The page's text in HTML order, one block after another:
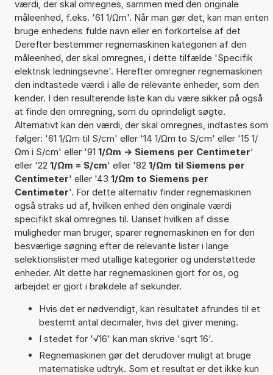
værdi, der skal omregnes, sammen med den originale
måleenhed, f.eks. '61 1/Ωm'. Når man gør det, kan man enten
bruge enhedens fulde navn eller en forkortelse af det
Derefter bestemmer regnemaskinen kategorien af den
måleenhed, der skal omregnes, i dette tilfælde 'Specifik
elektrisk ledningsevne'. Herefter omregner regnemaskinen
den indtastede værdi i alle de relevante enheder, som den
kender. I den resulterende liste kan du være sikker på også
at finde den omregning, som du oprindeligt søgte.
Alternativt kan den værdi, der skal omregnes, indtastes som
følger: '61 1/Ωm til S/cm' eller '14 1/Ωm to S/cm' eller '15 1/
Ωm i S/cm' eller '91 1/Ωm -> Siemens per Centimeter'
eller '22 1/Ωm = S/cm' eller '82 1/Ωm til Siemens per
Centimeter' eller '43 1/Ωm to Siemens per
Centimeter'. For dette alternativ finder regnemaskinen
også straks ud af, hvilken enhed den originale værdi
specifikt skal omregnes til. Uanset hvilken af disse
muligheder man bruger, sparer regnemaskinen en for den
besværlige søgning efter de relevante lister i lange
selektionslister med utallige kategorier og understøttede
enheder. Alt dette har regnemaskinen gjort for os, og
arbejdet er gjort i brøkdele af sekunder.
Hvis det er nødvendigt, kan resultatet afrundes til et
bestemt antal decimaler, hvis det giver mening.
I stedet for '√16' kan man skrive 'sqrt 16'.
Regnemaskinen gør det derudover muligt at bruge
matematiske udtryk. Som et resultat er det ikke kun